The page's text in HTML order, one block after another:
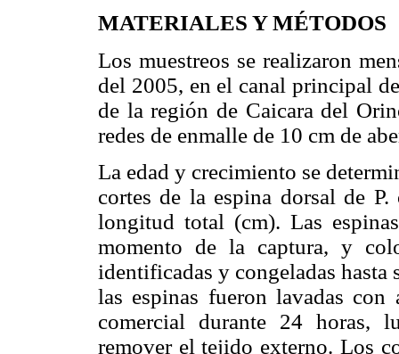
MATERIALES Y MÉTODOS
Los muestreos se realizaron
del 2005, en el canal principal
de la región de Caicara del
redes de enmalle de 10 cm de
La edad y crecimiento se
cortes de la espina dorsal de
longitud total (cm). Las
momento de la captura, y
identificadas y congeladas hasta
las espinas fueron lavadas con
comercial durante 24 horas,
remover el tejido externo. Los